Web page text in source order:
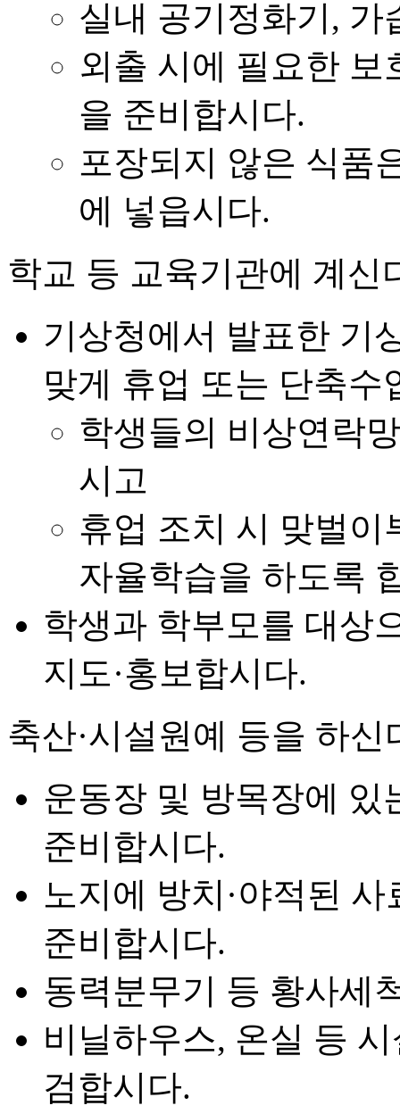
실내 공기정화기, 가
외출 시에 필요한 보
을 준비합시다.
포장되지 않은 식품
에 넣읍시다.
학교 등 교육기관에 계신
기상청에서 발표한 기
맞게 휴업 또는 단축
학생들의 비상연락
시고
휴업 조치 시 맞벌이
자율학습을 하도록
학생과 학부모를 대상
지도·홍보합시다.
축산·시설원예 등을 하신
운동장 및 방목장에 있
준비합시다.
노지에 방치·야적된
준비합시다.
동력분무기 등 황사세
비닐하우스, 온실 등
검합시다.